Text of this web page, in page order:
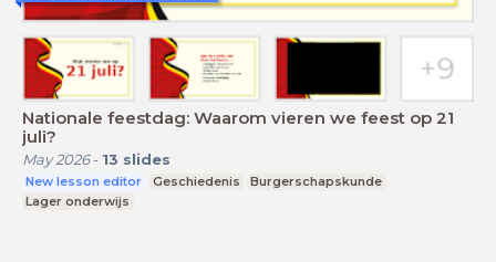
Nationale feestdag: Waarom vieren we feest op 21
juli?
May 2026- 13 slides
New lesson editor Geschiedenis
Burgerschapskunde
Lager onderwijs